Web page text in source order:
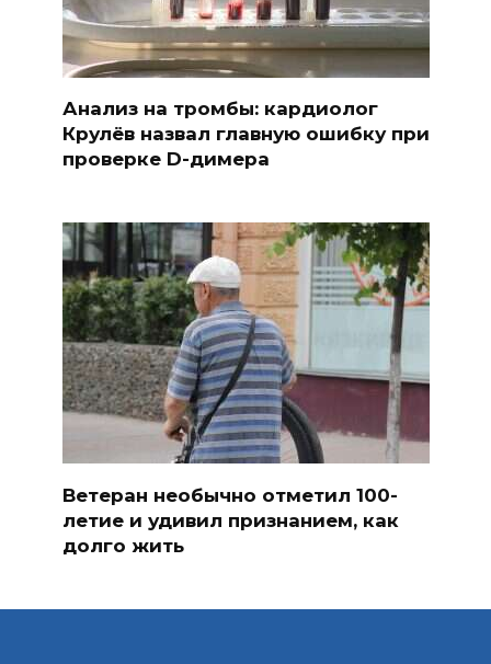
Анализ на тромбы: кардиолог
Крулёв назвал главную ошибку при
проверке D-димера
Ветеран необычно отметил 100-
летие и удивил признанием, как
долго жить